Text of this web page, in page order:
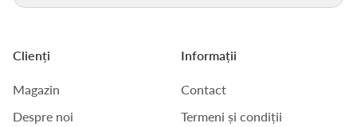
Clienți
Magazin
Despre noi
Informații
Contact
Termeni și condiții